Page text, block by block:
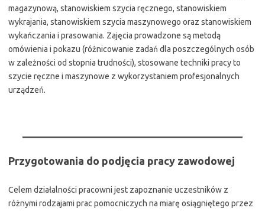
magazynową, stanowiskiem szycia ręcznego, stanowiskiem
wykrajania, stanowiskiem szycia maszynowego oraz stanowiskiem
wykańczania i prasowania. Zajęcia prowadzone są metodą
omówienia i pokazu (różnicowanie zadań dla poszczególnych osób
w zależności od stopnia trudności), stosowane techniki pracy to
szycie ręczne i maszynowe z wykorzystaniem profesjonalnych
urządzeń.
Przygotowania do podjęcia pracy zawodowej
Celem działalności pracowni jest zapoznanie uczestników z
różnymi rodzajami prac pomocniczych na miarę osiągniętego przez